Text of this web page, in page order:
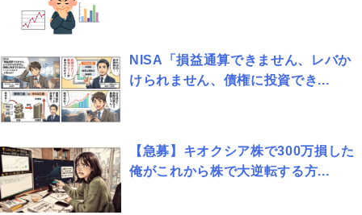
NISA「損益通算できません、レバか
けられません、債権に投資でき...
【急募】キオクシア株で300万損した
俺がこれから株で大逆転する方...